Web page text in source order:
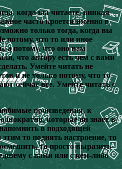
когда вы читаете, вникая
часто кроется именно в
только тогда, когда вы
потому, что то или иное
а потому, что оно вам
что автору есть чем с вами
Умейте читать не
и не только потому, что то
сейчас все. Умейте читать с
произведения, к
которые он знает в
в подходящей
то поднять настроение, то
то просто выразить
с вами или с кем-либо